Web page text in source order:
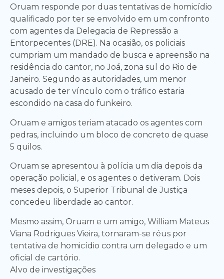
Oruam responde por duas tentativas de homicídio
qualificado por ter se envolvido em um confronto
com agentes da Delegacia de Repressão a
Entorpecentes (DRE). Na ocasião, os policiais
cumpriam um mandado de busca e apreensão na
residência do cantor, no Joá, zona sul do Rio de
Janeiro. Segundo as autoridades, um menor
acusado de ter vínculo com o tráfico estaria
escondido na casa do funkeiro.
Oruam e amigos teriam atacado os agentes com
pedras, incluindo um bloco de concreto de quase
5 quilos.
Oruam se apresentou à polícia um dia depois da
operação policial, e os agentes o detiveram. Dois
meses depois, o Superior Tribunal de Justiça
concedeu liberdade ao cantor.
Mesmo assim, Oruam e um amigo, William Mateus
Viana Rodrigues Vieira, tornaram-se réus por
tentativa de homicídio contra um delegado e um
oficial de cartório.
Alvo de investigações